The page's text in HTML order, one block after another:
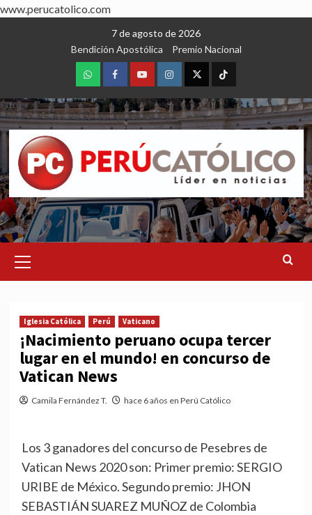
www.perucatolico.com
7 de agosto de 2026
Bendición Apostólica
Premio Nacional
WhatsAppFacebookYoutubeInstagram
X TikTok
Menu
Iglesia Católica Perú Vaticano
¡Nacimiento peruano ocupa tercer
lugar en el mundo! en concurso de
Vatican News
Camila Fernández T. hace 6 años en Perú Católico
Los 3 ganadores del concurso de Pesebres de
Vatican News 2020 son: Primer premio: SERGIO
URIBE de México. Segundo premio: JHON
SEBASTIÁN SUAREZ MUÑOZ de Colombia